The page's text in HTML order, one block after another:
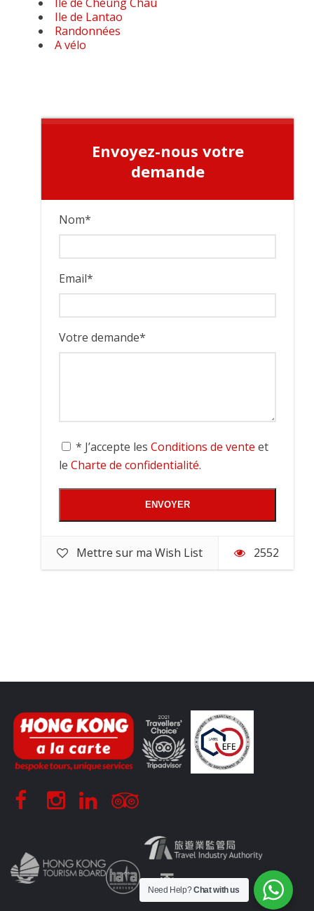
Envoyez-nous votre
demande
Nom*
Email*
Votre demande*
* J’accepte les Conditions de vente et
le Charte de confidentialité.
Mettre sur ma Wish List 2552
Ile de Lantao
Randonnées
A vélo
Need Help?Chat with us